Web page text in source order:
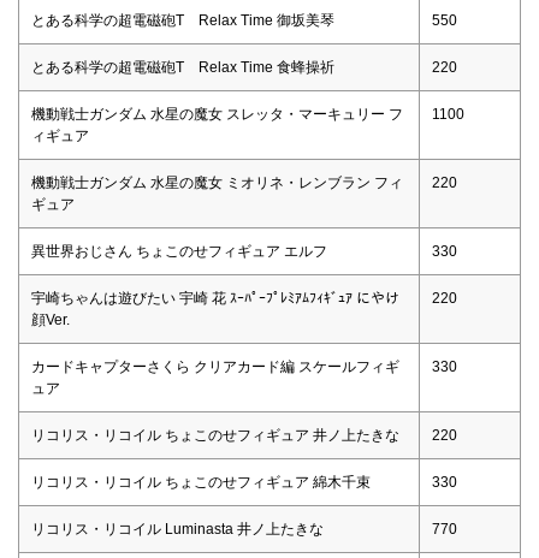
とある科学の超電磁砲T Relax Time 御坂美琴 550
とある科学の超電磁砲T Relax Time 食蜂操祈 220
機動戦士ガンダム 水星の魔女 スレッタ・マーキュリー フ
ィギュア
1100
機動戦士ガンダム 水星の魔女 ミオリネ・レンブラン フィ
ギュア
220
異世界おじさん ちょこのせフィギュア エルフ 330
宇崎ちゃんは遊びたい 宇崎 花 ｽｰﾊﾟｰﾌﾟﾚﾐｱﾑﾌｨｷﾞｭｱ にやけ
顔Ver.
220
カードキャプターさくら クリアカード編 スケールフィギ
ュア
330
リコリス・リコイル ちょこのせフィギュア 井ノ上たきな 220
リコリス・リコイル ちょこのせフィギュア 綿木千束 330
リコリス・リコイル Luminasta 井ノ上たきな 770